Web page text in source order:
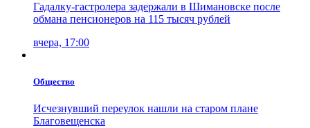
Гадалку-гастролера задержали в Шимановске после
обмана пенсионеров на 115 тысяч рублей
вчера, 17:00
Общество
Исчезнувший переулок нашли на старом плане
Благовещенска